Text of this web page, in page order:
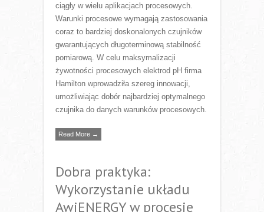
ciągły w wielu aplikacjach procesowych.
Warunki procesowe wymagają zastosowania
coraz to bardziej doskonalonych czujników
gwarantujących długoterminową stabilność
pomiarową. W celu maksymalizacji
żywotności procesowych elektrod pH firma
Hamilton wprowadziła szereg innowacji,
umożliwiając dobór najbardziej optymalnego
czujnika do danych warunków procesowych.
Read More →
Dobra praktyka:
Wykorzystanie układu
AwiENERGY w procesie